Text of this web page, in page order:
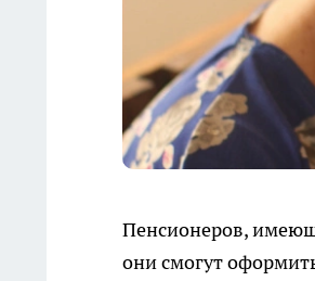
Пенсионеров,
они смогут